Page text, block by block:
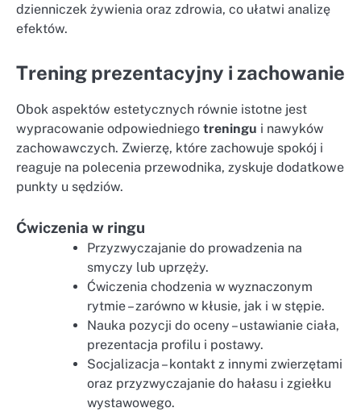
dzienniczek żywienia oraz zdrowia, co ułatwi analizę
efektów.
Trening prezentacyjny i zachowanie
Obok aspektów estetycznych równie istotne jest
wypracowanie odpowiedniego treningu i nawyków
zachowawczych. Zwierzę, które zachowuje spokój i
reaguje na polecenia przewodnika, zyskuje dodatkowe
punkty u sędziów.
Ćwiczenia w ringu
Przyzwyczajanie do prowadzenia na
smyczy lub uprzęży.
Ćwiczenia chodzenia w wyznaczonym
rytmie – zarówno w kłusie, jak i w stępie.
Nauka pozycji do oceny – ustawianie ciała,
prezentacja profilu i postawy.
Socjalizacja – kontakt z innymi zwierzętami
oraz przyzwyczajanie do hałasu i zgiełku
wystawowego.